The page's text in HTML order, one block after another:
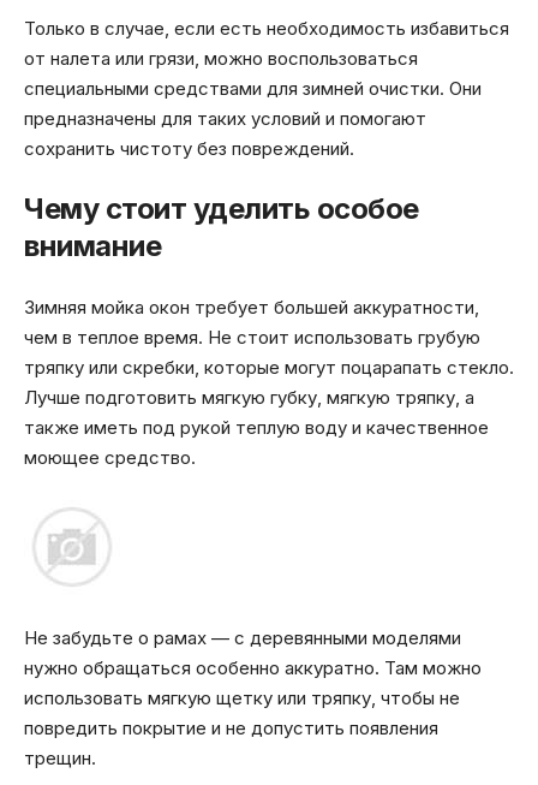
Только в случае, если есть необходимость избавиться
от налета или грязи, можно воспользоваться
специальными средствами для зимней очистки. Они
предназначены для таких условий и помогают
сохранить чистоту без повреждений.
Чему стоит уделить особое
внимание
Зимняя мойка окон требует большей аккуратности,
чем в теплое время. Не стоит использовать грубую
тряпку или скребки, которые могут поцарапать стекло.
Лучше подготовить мягкую губку, мягкую тряпку, а
также иметь под рукой теплую воду и качественное
моющее средство.
Не забудьте о рамах — с деревянными моделями
нужно обращаться особенно аккуратно. Там можно
использовать мягкую щетку или тряпку, чтобы не
повредить покрытие и не допустить появления
трещин.